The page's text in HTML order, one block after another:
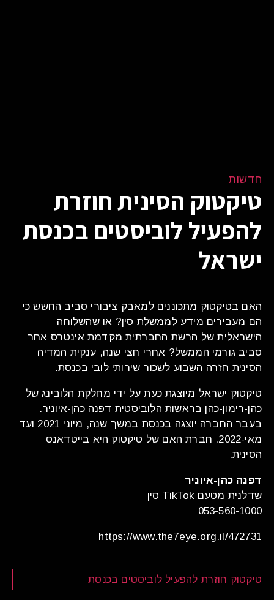
חדשות
טיקטוק הסינית חוזרת
להפעיל לוביסטים בכנסת
ישראל
האם בטיקטוק מתכוננים למאבק ציבורי סביב החשש כי
הם מעבירים מידע לממשלת סין? או שהשלוחה
הישראלית של הרשת החברתית מקדמת אינטרס אחר
סביב גורמי הממשל? אחרי חצי שנה, ענקית המדיה
הסינית חזרה השבוע לשכור שירותי לובי בכנסת.
טיקטוק ישראל מיוצגת כעת על ידי מחלקת הלובינג של
כהן-רימון-כהן בראשות הלוביסטית דפנה כהן-איוניר.
בעבר החברה יוצגה בכנסת במשך שנה, מיוני 2021 ועד
מאי-2022. חברת האם של טיקטוק היא בייטדאנס
הסינית.
דפנה כהן-איוניר
שדלנית מטעם TikTok סין
053-560-1000
https://www.the7eye.org.il/472731
טיקטוק חוזרת להפעיל לוביסטים בכנסת